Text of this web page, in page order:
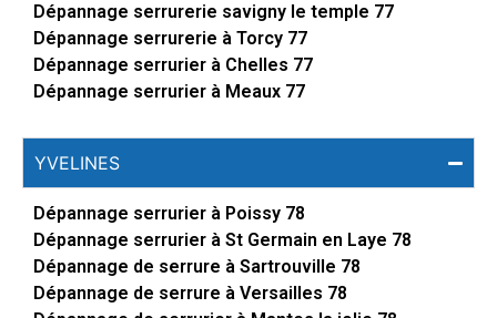
Dépannage serrurerie savigny le temple 77
Dépannage serrurerie à Torcy 77
Dépannage serrurier à Chelles 77
Dépannage serrurier à Meaux 77
YVELINES
Dépannage serrurier à Poissy 78
Dépannage serrurier à St Germain en Laye 78
Dépannage de serrure à Sartrouville 78
Dépannage de serrure à Versailles 78